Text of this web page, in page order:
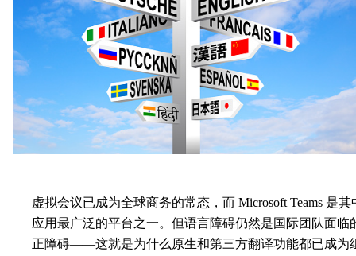
虚拟会议已成为全球商务的常态，而 Microsoft Teams 是其
应用最广泛的平台之一。但语言障碍仍然是国际团队面临
正障碍——这就是为什么原生和第三方翻译功能都已成为